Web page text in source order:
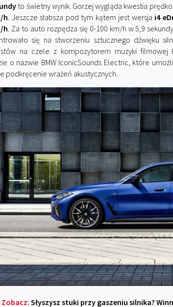
to świetny wynik. Gorzej wygląda kwestia
h . Jeszcze słabsza pod tym kątem jest wersja i4
h . Za to auto rozpędza się 0-100 km/h w 5,9
się na stworzeniu sztucznego dźwięku
na czele z kompozytorem muzyki filmowej
o nazwie BMW IconicSounds Electric, które
podkręcenie wrażeń akustycznych.
Zobacz: Słyszysz stuki przy gaszeniu silnika?